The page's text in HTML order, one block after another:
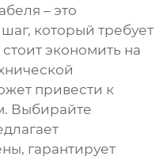
– это
который требует
экономить на
привести к
Выбирайте
гарантирует